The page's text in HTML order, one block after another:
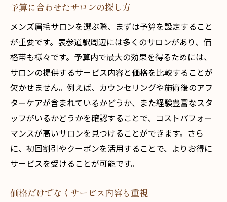
メンズ眉毛専門サロンの特徴とは？
表参道駅周辺の人気サロンの価格比較
専門技術が価格に与える影響
サロン選びのポイントは価格と立地
魅力的なサロンの見つけ方
価格を抑えつつ高品質なケアを受ける方法
表参道駅で見つけるメンズ眉毛サロン最高の価
格を探る
コストパフォーマンスを重視したサロン選
び
ント
予算に合わせたサロンの探し方
メンズ眉毛サロンを選ぶ際、まずは予算を設定すること
が重要です。表参道駅周辺には多くのサロンがあり、価
格帯も様々です。予算内で最大の効果を得るためには、
サロンの提供するサービス内容と価格を比較することが
欠かせません。例えば、カウンセリングや施術後のアフ
ターケアが含まれているかどうか、また経験豊富なスタ
ッフがいるかどうかを確認することで、コストパフォー
マンスが高いサロンを見つけることができます。さら
に、初回割引やクーポンを活用することで、よりお得に
サービスを受けることが可能です。
価格だけでなくサービス内容も重視